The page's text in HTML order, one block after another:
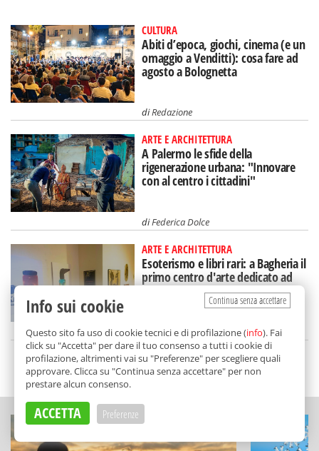
CULTURA
Abiti d’epoca, giochi, cinema (e un
omaggio a Venditti): cosa fare ad
agosto a Bolognetta
diRedazione
ARTE E ARCHITETTURA
A Palermo le sfide della
rigenerazione urbana: "Innovare
con al centro i cittadini"
diFederica Dolce
ARTE E ARCHITETTURA
Esoterismo e libri rari: a Bagheria il
primo centro d'arte dedicato ad
Aleister Crowley
diRedazione
SCELTO DA BALARM
Continua senza accettare
Info sui cookie
Questo sito fa uso di cookie tecnici e di profilazione (info). Fai
click su "Accetta" per dare il tuo consenso a tutti i cookie di
profilazione, altrimenti vai su "Preferenze" per scegliere quali
approvare. Clicca su "Continua senza accettare" per non
prestare alcun consenso.
ACCETTA Preferenze